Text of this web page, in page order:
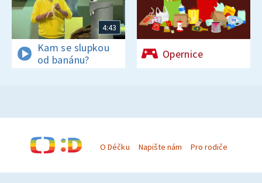
4:43
Kam se slupkou
od banánu?
Opernice
O Déčku Napište nám Pro rodiče